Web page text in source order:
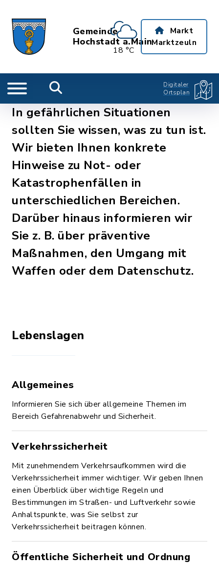
Gemeinde
Hochstadt a.Main
18 °C
Markt
Marktzeuln
Digitaler
Ortsplan
In gefährlichen Situationen
sollten Sie wissen, was zu tun ist.
Wir bieten Ihnen konkrete
Hinweise zu Not- oder
Katastrophenfällen in
unterschiedlichen Bereichen.
Darüber hinaus informieren wir
Sie z. B. über präventive
Maßnahmen, den Umgang mit
Waffen oder dem Datenschutz.
Lebenslagen
Allgemeines
Informieren Sie sich über allgemeine Themen im
Bereich Gefahrenabwehr und Sicherheit.
Verkehrssicherheit
Mit zunehmendem Verkehrsaufkommen wird die
Verkehrssicherheit immer wichtiger. Wir geben Ihnen
einen Überblick über wichtige Regeln und
Bestimmungen im Straßen- und Luftverkehr sowie
Anhaltspunkte, was Sie selbst zur
Verkehrssicherheit beitragen können.
Öffentliche Sicherheit und Ordnung